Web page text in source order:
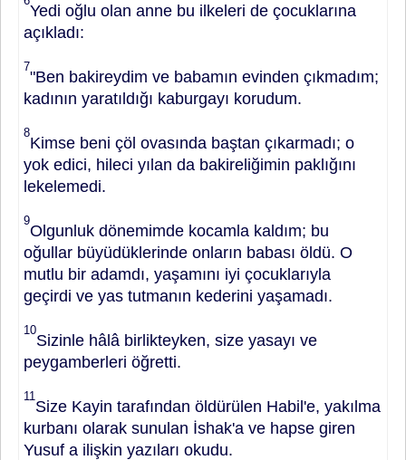
Yedi oğlu olan anne bu ilkeleri de çocuklarına
açıkladı:
7
"Ben bakirey­dim ve babamın evinden çıkmadım;
kadının yaratıldığı kaburgayı korudum.
8
Kimse beni çöl ovasında baştan çı­karmadı; o
yok edici, hileci yılan da bakireliğimin paklığını
lekelemedi.
9
Olgunluk dönemimde kocamla kal­dım; bu
oğullar büyüdüklerinde onla­rın babası öldü. O
mutlu bir adamdı, yaşamını iyi çocuklarıyla
geçirdi ve yas tutmanın kederini yaşamadı.
10
Si­zinle hâlâ birlikteyken, size yasayı ve
peygamberleri öğretti.
11
Size Kayin ta­rafından öldürülen Habil'e, yakılma
kurbanı olarak sunulan İshak'a ve hap­se giren
Yusuf a ilişkin yazıları okudu.